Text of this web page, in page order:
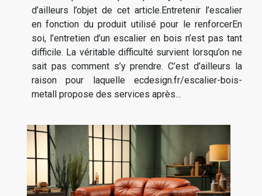
d’ailleurs l’objet de cet article.Entretenir l’escalier
en fonction du produit utilisé pour le renforcerEn
soi, l’entretien d’un escalier en bois n’est pas tant
difficile. La véritable difficulté survient lorsqu’on ne
sait pas comment s’y prendre. C’est d’ailleurs la
raison pour laquelle ecdesign.fr/escalier-bois-
metall propose des services après...